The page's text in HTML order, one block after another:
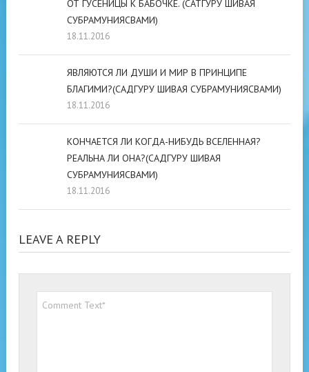
ОТ ГУСЕНИЦЫ К БАБОЧКЕ. (САТГУРУ ШИВАЯ
СУБРАМУНИЯСВАМИ)
18.11.2016
ЯВЛЯЮТСЯ ЛИ ДУШИ И МИР В ПРИНЦИПЕ
БЛАГИМИ?(САДГУРУ ШИВАЯ СУБРАМУНИЯСВАМИ)
18.11.2016
КОНЧАЕТСЯ ЛИ КОГДА-НИБУДЬ ВСЕЛЕННАЯ?
РЕАЛЬНА ЛИ ОНА?(САДГУРУ ШИВАЯ
СУБРАМУНИЯСВАМИ)
18.11.2016
LEAVE A REPLY